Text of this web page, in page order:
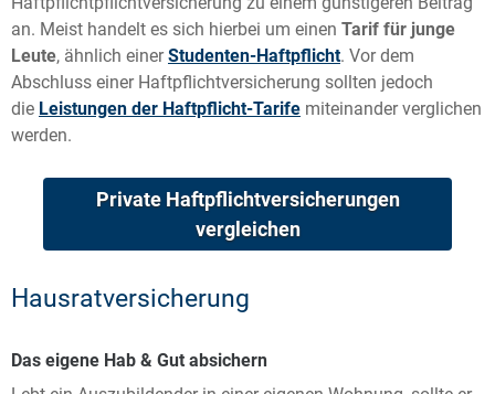
an. Meist handelt es sich hierbei um einen Tarif für junge
Leute, ähnlich einerStudenten-Haftpflicht. Vor dem
Abschluss einer Haftpflichtversicherung sollten jedoch
die Leistungen der Haftpflicht-Tarife miteinander verglichen
werden.
Private Haftpflichtversicherungen
vergleichen
Hausratversicherung
Das eigene Hab & Gut absichern